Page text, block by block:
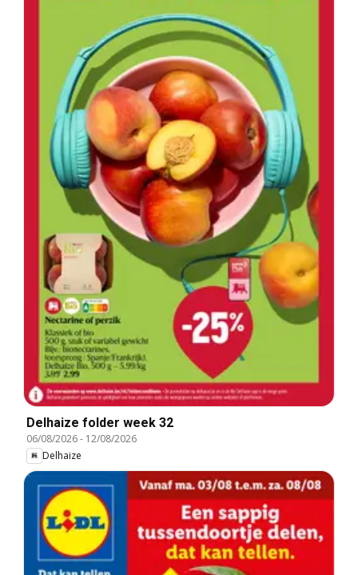
Delhaize folder week 32
06/08/2026- 12/08/2026
Delhaize